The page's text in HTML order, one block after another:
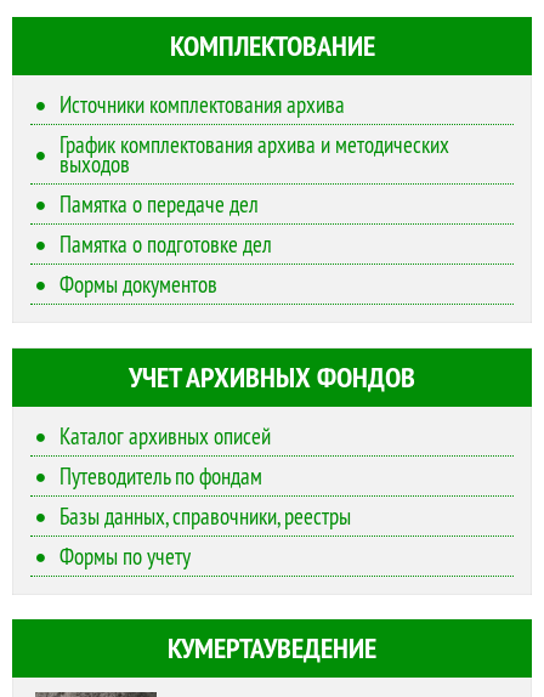
КОМПЛЕКТОВАНИЕ
Источники комплектования архива
График комплектования архива и методических
выходов
Памятка о передаче дел
Памятка о подготовке дел
Формы документов
УЧЕТ АРХИВНЫХ ФОНДОВ
Каталог архивных описей
Путеводитель по фондам
Базы данных, справочники, реестры
Формы по учету
КУМЕРТАУВЕДЕНИЕ